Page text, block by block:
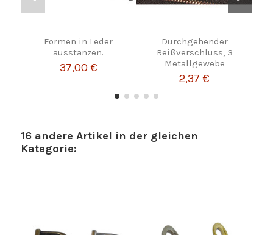
Formen in Leder
ausstanzen.
37,00 €
Durchgehender
Reißverschluss, 3
Metallgewebe
2,37 €
16 andere Artikel in der gleichen
Kategorie: